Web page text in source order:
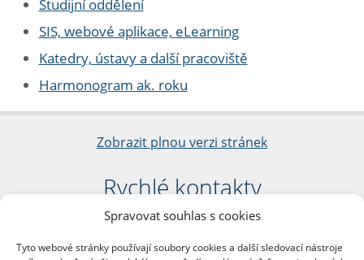
Spravovat souhlas s cookies
Tyto webové stránky používají soubory cookies a další sledovací nástroje
Studijní oddělení
SIS, webové aplikace, eLearning
Katedry, ústavy a další pracoviště
Harmonogram ak. roku
Zobrazit plnou verzi stránek
Rychlé kontakty
Filozofická fakulta
nám. Jana Palacha 1/2